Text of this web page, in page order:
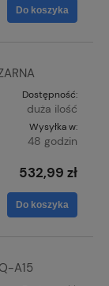
Do koszyka
Dostępność:
duża ilość
Wysyłka w:
48 godzin
532,99 zł
Do koszyka
A15